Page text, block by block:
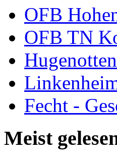
OFB
OFB TN
Fecht -
Meist